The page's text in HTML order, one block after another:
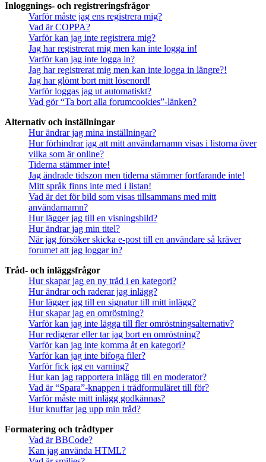
Inloggnings- och registreringsfrågor
Varför måste jag ens registrera mig?
Vad är COPPA?
Varför kan jag inte registrera mig?
Jag har registrerat mig men kan inte logga in!
Varför kan jag inte logga in?
Jag har registrerat mig men kan inte logga in längre?!
Jag har glömt bort mitt lösenord!
Varför loggas jag ut automatiskt?
Vad gör “Ta bort alla forumcookies”-länken?
Alternativ och inställningar
Hur ändrar jag mina inställningar?
Hur förhindrar jag att mitt användarnamn visas i listorna över
vilka som är online?
Tiderna stämmer inte!
Jag ändrade tidszon men tiderna stämmer fortfarande inte!
Mitt språk finns inte med i listan!
Vad är det för bild som visas tillsammans med mitt
användarnamn?
Hur lägger jag till en visningsbild?
Hur ändrar jag min titel?
När jag försöker skicka e-post till en användare så kräver
forumet att jag loggar in?
Tråd- och inläggsfrågor
Hur skapar jag en ny tråd i en kategori?
Hur ändrar och raderar jag inlägg?
Hur lägger jag till en signatur till mitt inlägg?
Hur skapar jag en omröstning?
Varför kan jag inte lägga till fler omröstningsalternativ?
Hur redigerar eller tar jag bort en omröstning?
Varför kan jag inte komma åt en kategori?
Varför kan jag inte bifoga filer?
Varför fick jag en varning?
Hur kan jag rapportera inlägg till en moderator?
Vad är “Spara”-knappen i trådformuläret till för?
Varför måste mitt inlägg godkännas?
Hur knuffar jag upp min tråd?
Formatering och trådtyper
Vad är BBCode?
Kan jag använda HTML?